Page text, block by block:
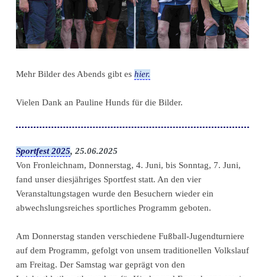
Mehr Bilder des Abends gibt es hier.
Vielen Dank an Pauline Hunds für die Bilder.
Sportfest 2025, 25.06.2025
Von Fronleichnam, Donnerstag, 4. Juni, bis Sonntag, 7. Juni,
fand unser diesjähriges Sportfest statt. An den vier
Veranstaltungstagen wurde den Besuchern wieder ein
abwechslungsreiches sportliches Programm geboten.
Am Donnerstag standen verschiedene Fußball-Jugendturniere
auf dem Programm, gefolgt von unsem traditionellen Volkslauf
am Freitag. Der Samstag war geprägt von den